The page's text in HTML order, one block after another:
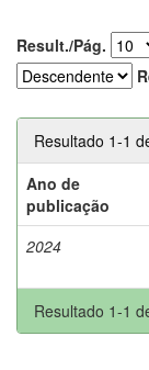
Result./Pág.
Resultado 1-1
Ano de
publicação
2024
Resultado 1-1